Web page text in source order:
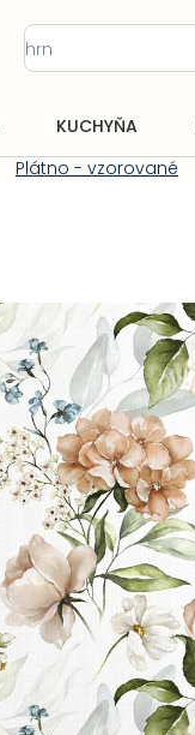
KUCHYŇA
Plátno - vzorované